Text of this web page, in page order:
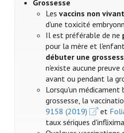
Grossesse
Lesvaccins non
d'une toxicité
Il est préférable de ne
pour la mère et
débuter une
n'existe aucune
avant ou pendant la
Lorsqu'un
grossesse, la
9158 (2019)
et
taux sériques